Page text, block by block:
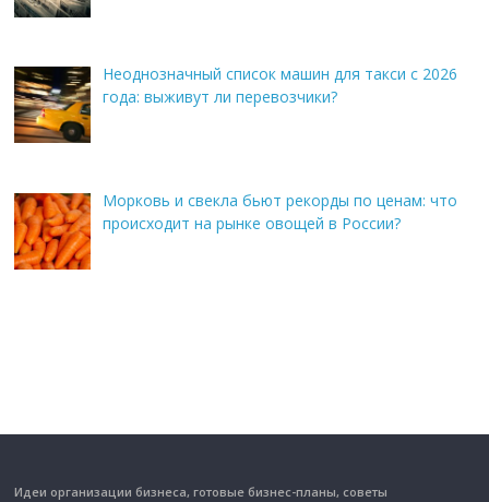
Неоднозначный список машин для такси с 2026
года: выживут ли перевозчики?
Морковь и свекла бьют рекорды по ценам: что
происходит на рынке овощей в России?
Идеи организации бизнеса, готовые бизнес-планы, советы